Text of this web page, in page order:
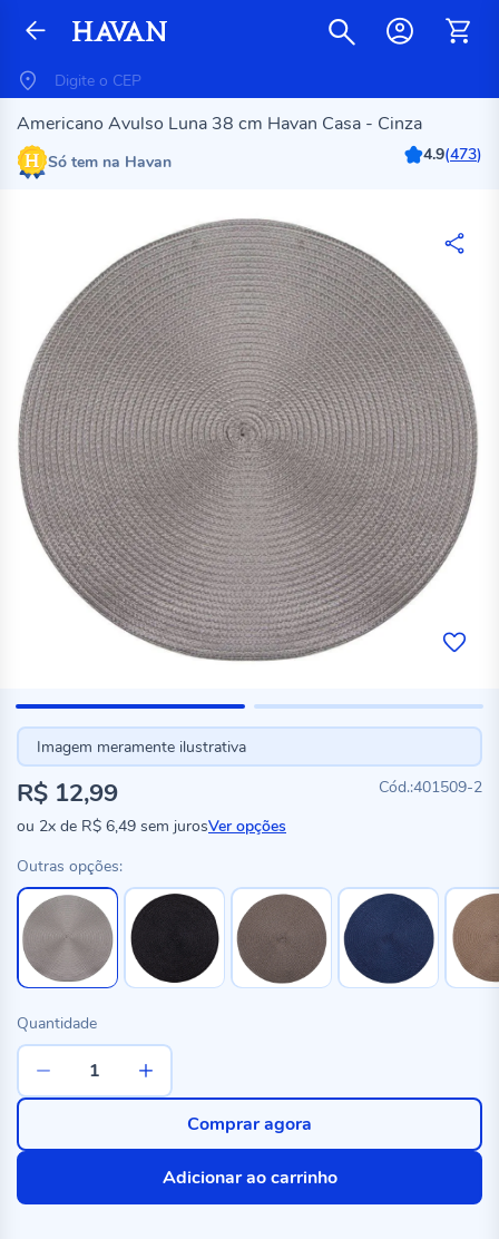
Americano Avulso Luna 38 cm Havan Casa - Cinza
Só tem na Havan 4.9(473)
Imagem meramente ilustrativa
401509-2
R$ 12,99
ou 2x de R$ 6,49 sem jurosVer opções
Outras opções:
Quantidade
Adicionar ao carrinho
Comprar agora